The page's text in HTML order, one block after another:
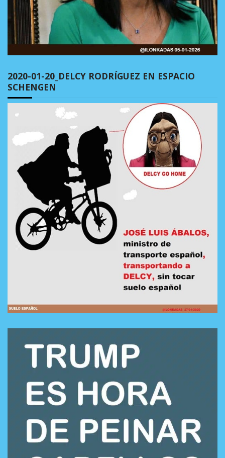
2020-01-20_DELCY RODRÍGUEZ EN ESPACIO
SCHENGEN